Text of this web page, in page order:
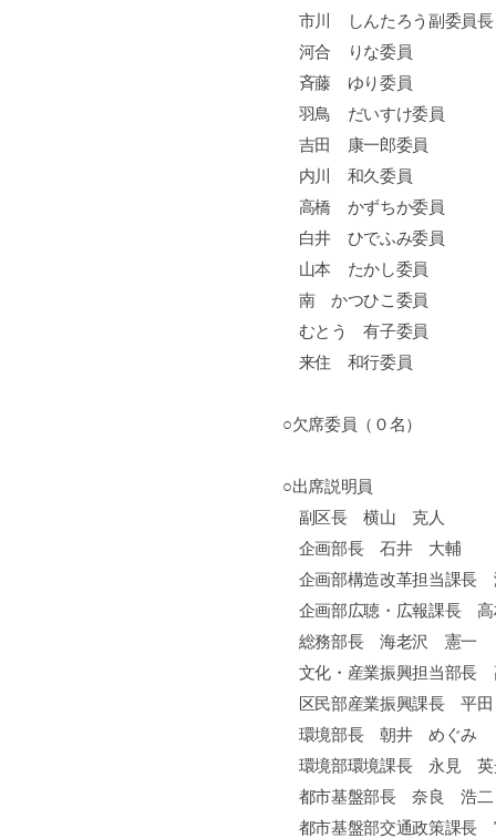
市川 しんたろう副委員長
河合 りな委員
斉藤 ゆり委員
羽鳥 だいすけ委員
吉田 康一郎委員
内川 和久委員
高橋 かずちか委員
白井 ひでふみ委員
山本 たかし委員
南 かつひこ委員
むとう 有子委員
来住 和行委員
○欠席委員（０名）
○出席説明員
副区長 横山 克人
企画部長 石井 大輔
企画部構造改革担当課
企画部広聴・広報課長
総務部長 海老沢 憲一
文化・産業振興担当部
区民部産業振興課長 平
環境部長 朝井 めぐみ
環境部環境課長 永見 英
都市基盤部長 奈良 浩二
都市基盤部交通政策課